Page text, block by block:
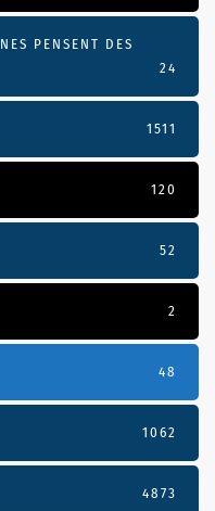
PENSENT DES
24
1511
120
52
2
48
1062
4873